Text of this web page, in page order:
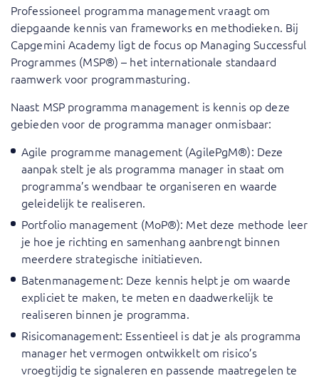
Professioneel programma management vraagt om
diepgaande kennis van frameworks en methodieken. Bij
Capgemini Academy ligt de focus op Managing Successful
Programmes (MSP®) – het internationale standaard
raamwerk voor programmasturing.
Naast MSP programma management is kennis op deze
gebieden voor de programma manager onmisbaar:
Agile programme management (AgilePgM®): Deze
aanpak stelt je als programma manager in staat om
programma’s wendbaar te organiseren en waarde
geleidelijk te realiseren.
Portfolio management (MoP®): Met deze methode leer
je hoe je richting en samenhang aanbrengt binnen
meerdere strategische initiatieven.
Batenmanagement: Deze kennis helpt je om waarde
expliciet te maken, te meten en daadwerkelijk te
realiseren binnen je programma.
Risicomanagement: Essentieel is dat je als programma
manager het vermogen ontwikkelt om risico’s
vroegtijdig te signaleren en passende maatregelen te